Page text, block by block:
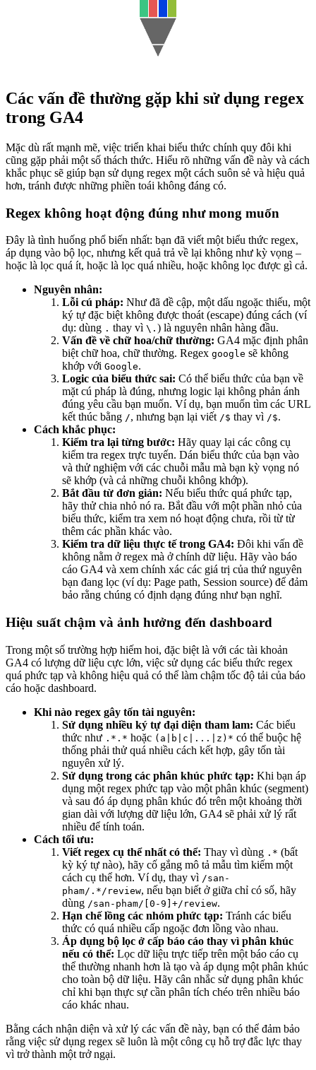
Các vấn đề thường gặp khi sử dụng regex
trong GA4
Mặc dù rất mạnh mẽ, việc triển khai biểu thức chính quy đôi khi
cũng gặp phải một số thách thức. Hiểu rõ những vấn đề này và cách
khắc phục sẽ giúp bạn sử dụng regex một cách suôn sẻ và hiệu quả
hơn, tránh được những phiền toái không đáng có.
Regex không hoạt động đúng như mong muốn
Đây là tình huống phổ biến nhất: bạn đã viết một biểu thức regex,
áp dụng vào bộ lọc, nhưng kết quả trả về lại không như kỳ vọng –
hoặc là lọc quá ít, hoặc là lọc quá nhiều, hoặc không lọc được gì cả.
Nguyên nhân:
Lỗi cú pháp: Như đã đề cập, một dấu ngoặc thiếu, một
ký tự đặc biệt không được thoát (escape) đúng cách (ví
dụ: dùng . thay vì \. ) là nguyên nhân hàng đầu.
Vấn đề về chữ hoa/chữ thường: GA4 mặc định phân
biệt chữ hoa, chữ thường. Regex google sẽ không
khớp với Google.
Logic của biểu thức sai: Có thể biểu thức của bạn về
mặt cú pháp là đúng, nhưng logic lại không phản ánh
đúng yêu cầu bạn muốn. Ví dụ, bạn muốn tìm các URL
kết thúc bằng /, nhưng bạn lại viết /$ thay vì /$.
Cách khắc phục:
Kiểm tra lại từng bước: Hãy quay lại các công cụ
kiểm tra regex trực tuyến. Dán biểu thức của bạn vào
và thử nghiệm với các chuỗi mẫu mà bạn kỳ vọng nó
sẽ khớp (và cả những chuỗi không khớp).
Bắt đầu từ đơn giản: Nếu biểu thức quá phức tạp,
hãy thử chia nhỏ nó ra. Bắt đầu với một phần nhỏ của
biểu thức, kiểm tra xem nó hoạt động chưa, rồi từ từ
thêm các phần khác vào.
Kiểm tra dữ liệu thực tế trong GA4: Đôi khi vấn đề
không nằm ở regex mà ở chính dữ liệu. Hãy vào báo
cáo GA4 và xem chính xác các giá trị của thứ nguyên
bạn đang lọc (ví dụ: Page path, Session source) để đảm
bảo rằng chúng có định dạng đúng như bạn nghĩ.
Hiệu suất chậm và ảnh hưởng đến dashboard
Trong một số trường hợp hiếm hoi, đặc biệt là với các tài khoản
GA4 có lượng dữ liệu cực lớn, việc sử dụng các biểu thức regex
quá phức tạp và không hiệu quả có thể làm chậm tốc độ tải của báo
cáo hoặc dashboard.
Khi nào regex gây tốn tài nguyên:
Sử dụng nhiều ký tự đại diện tham lam: Các biểu
thức như .*.* hoặc (a|b|c|...|z)* có thể buộc hệ
thống phải thử quá nhiều cách kết hợp, gây tốn tài
nguyên xử lý.
Sử dụng trong các phân khúc phức tạp: Khi bạn áp
dụng một regex phức tạp vào một phân khúc (segment)
và sau đó áp dụng phân khúc đó trên một khoảng thời
gian dài với lượng dữ liệu lớn, GA4 sẽ phải xử lý rất
nhiều để tính toán.
Cách tối ưu:
Viết regex cụ thể nhất có thể: Thay vì dùng .* (bất
kỳ ký tự nào), hãy cố gắng mô tả mẫu tìm kiếm một
cách cụ thể hơn. Ví dụ, thay vì /san-
pham/.*/review, nếu bạn biết ở giữa chỉ có số, hãy
dùng /san-pham/[0-9]+/review.
Hạn chế lồng các nhóm phức tạp: Tránh các biểu
thức có quá nhiều cấp ngoặc đơn lồng vào nhau.
Áp dụng bộ lọc ở cấp báo cáo thay vì phân khúc
nếu có thể: Lọc dữ liệu trực tiếp trên một báo cáo cụ
thể thường nhanh hơn là tạo và áp dụng một phân khúc
cho toàn bộ dữ liệu. Hãy cân nhắc sử dụng phân khúc
chỉ khi bạn thực sự cần phân tích chéo trên nhiều báo
cáo khác nhau.
Bằng cách nhận diện và xử lý các vấn đề này, bạn có thể đảm bảo
rằng việc sử dụng regex sẽ luôn là một công cụ hỗ trợ đắc lực thay
vì trở thành một trở ngại.